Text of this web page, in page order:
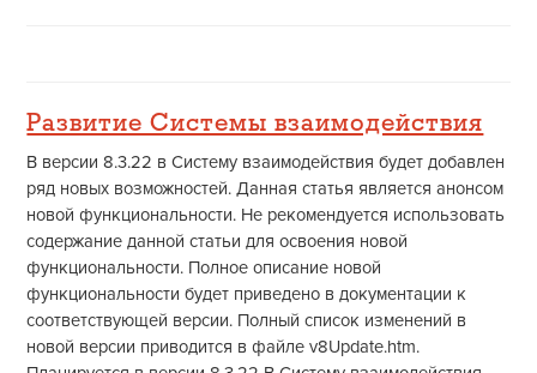
Развитие Системы взаимодействия
В версии 8.3.22 в Систему взаимодействия будет добавлен
ряд новых возможностей. Данная статья является анонсом
новой функциональности. Не рекомендуется использовать
содержание данной статьи для освоения новой
функциональности. Полное описание новой
функциональности будет приведено в документации к
соответствующей версии. Полный список изменений в
новой версии приводится в файле v8Update.htm.